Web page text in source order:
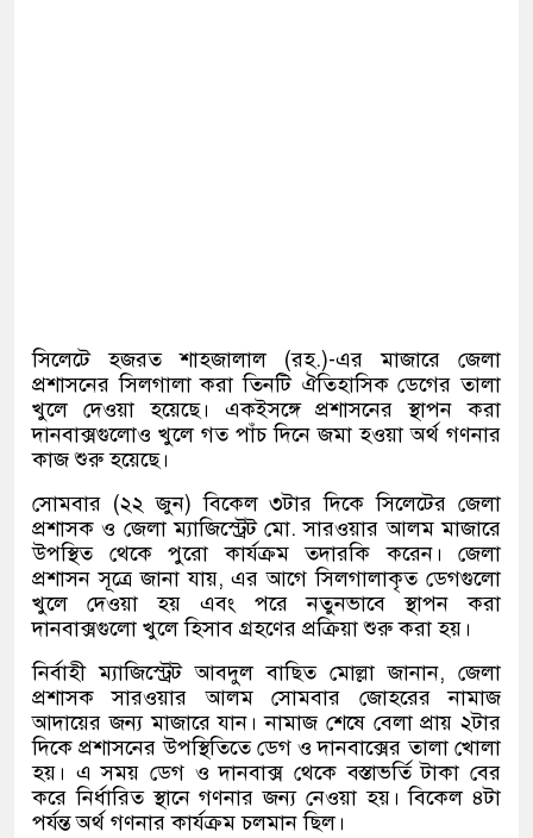
সিলেটে হজরত শাহজালাল (রহ.)-এর মাজারে জেলা
প্রশাসনের সিলগালা করা তিনটি ঐতিহাসিক ডেগের তালা
খুলে দেওয়া হয়েছে। একইসঙ্গে প্রশাসনের স্থাপন করা
দানবাক্সগুলোও খুলে গত পাঁচ দিনে জমা হওয়া অর্থ গণনার
কাজ শুরু হয়েছে।
সোমবার (২২ জুন) বিকেল ৩টার দিকে সিলেটের জেলা
প্রশাসক ও জেলা ম্যাজিস্ট্রেট মো. সারওয়ার আলম মাজারে
উপস্থিত থেকে পুরো কার্যক্রম তদারকি করেন। জেলা
প্রশাসন সূত্রে জানা যায়, এর আগে সিলগালাকৃত ডেগগুলো
খুলে দেওয়া হয় এবং পরে নতুনভাবে স্থাপন করা
দানবাক্সগুলো খুলে হিসাব গ্রহণের প্রক্রিয়া শুরু করা হয়।
নির্বাহী ম্যাজিস্ট্রেট আবদুল বাছিত মোল্লা জানান, জেলা
প্রশাসক সারওয়ার আলম সোমবার জোহরের নামাজ
আদায়ের জন্য মাজারে যান। নামাজ শেষে বেলা প্রায় ২টার
দিকে প্রশাসনের উপস্থিতিতে ডেগ ও দানবাক্সের তালা খোলা
হয়। এ সময় ডেগ ও দানবাক্স থেকে বস্তাভর্তি টাকা বের
করে নির্ধারিত স্থানে গণনার জন্য নেওয়া হয়। বিকেল ৪টা
পর্যন্ত অর্থ গণনার কার্যক্রম চলমান ছিল।